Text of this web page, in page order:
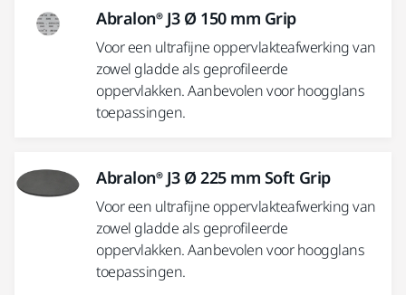
Abralon® J3 Ø 150 mm Grip
Voor een ultrafijne oppervlakteafwerking van
zowel gladde als geprofileerde
oppervlakken. Aanbevolen voor hoogglans
toepassingen.
Abralon® J3 Ø 225 mm Soft Grip
Voor een ultrafijne oppervlakteafwerking van
zowel gladde als geprofileerde
oppervlakken. Aanbevolen voor hoogglans
toepassingen.